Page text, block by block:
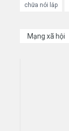
chữa nói lắp
Mạng xã hội